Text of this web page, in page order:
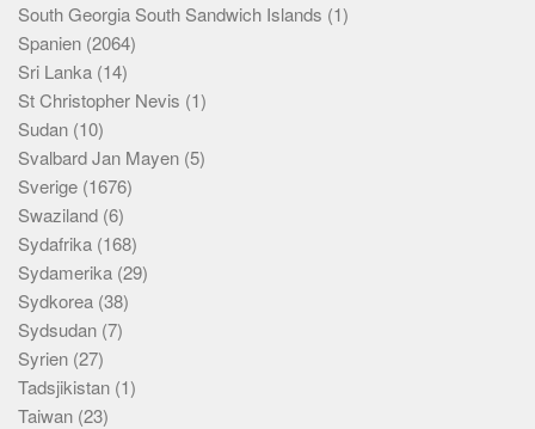
South Georgia South Sandwich Islands (1)
Spanien (2064)
Sri Lanka (14)
St Christopher Nevis (1)
Sudan (10)
Svalbard Jan Mayen (5)
Sverige (1676)
Swaziland (6)
Sydafrika (168)
Sydamerika (29)
Sydkorea (38)
Sydsudan (7)
Syrien (27)
Tadsjikistan (1)
Taiwan (23)